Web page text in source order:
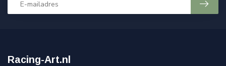
Racing-Art.nl